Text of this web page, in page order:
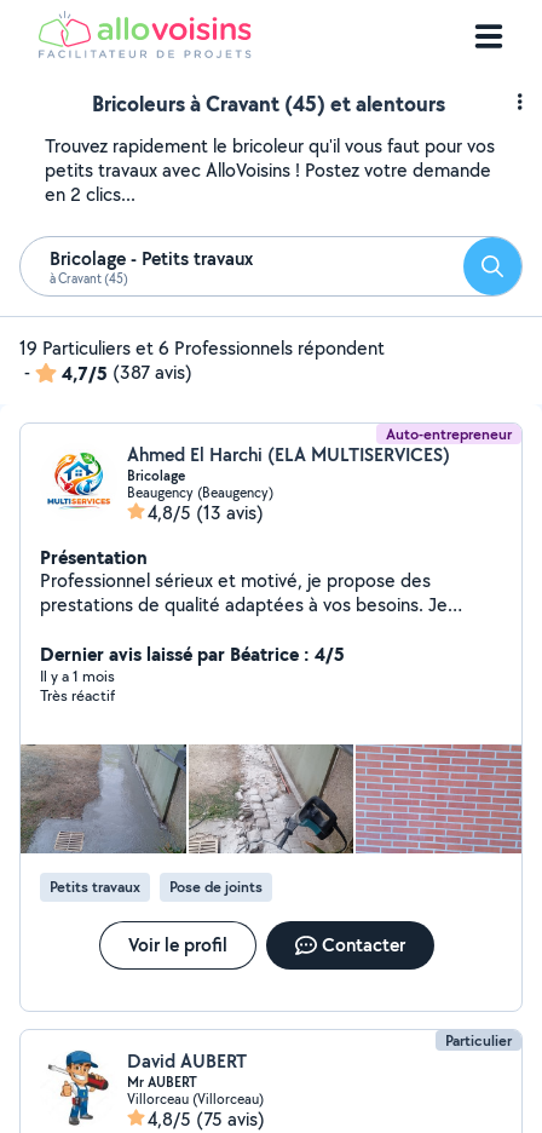
Bricoleurs à Cravant (45) et alentours
Trouvez rapidement le bricoleur qu'il vous faut pour vos
petits travaux avec AlloVoisins ! Postez votre demande
en 2 clics...
Bricolage - Petits travaux
à Cravant (45)
19 Particuliers et 6 Professionnels répondent
-
4,7/5 (387 avis)
Auto-entrepreneur
Ahmed El Harchi (ELA MULTISERVICES)
Bricolage
Beaugency (Beaugency)
4,8/5 (13 avis)
Présentation
Professionnel sérieux et motivé, je propose des
prestations de qualité adaptées à vos besoins. Je
respect des délais. Mon objectif : votre satisfaction
grâce à un travail propre et durable.
Dernier avis laissé par Béatrice : 4/5
Il y a 1 mois
Très réactif
Petits travaux Pose de joints
Voir le profil Contacter
Particulier
David AUBERT
Mr AUBERT
Villorceau (Villorceau)
4,8/5 (75 avis)